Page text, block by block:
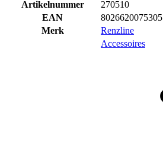
Artikelnummer
270510
EAN
8026620075305
Merk
Renzline
Accessoires